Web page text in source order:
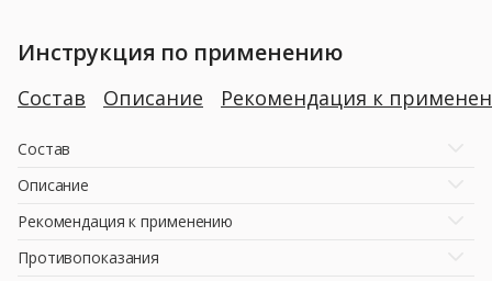
Инструкция по применению
Состав Описание Рекомендация к
Состав
Описание
Рекомендация к применению
Противопоказания